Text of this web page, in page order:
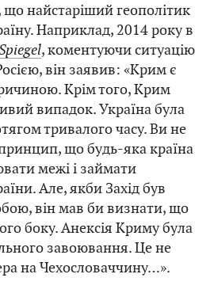
найстаріший геополітик
Наприклад, 2014 року в
, коментуючи ситуацію
він заявив: «Крим є
Крім того, Крим
випадок. Україна була
тривалого часу. Ви не
що будь-яка країна
межі і займати
Але, якби Захід був
він мав би визнати, що
боку. Анексія Криму була
завоювання. Це не
на Чехословаччину…».